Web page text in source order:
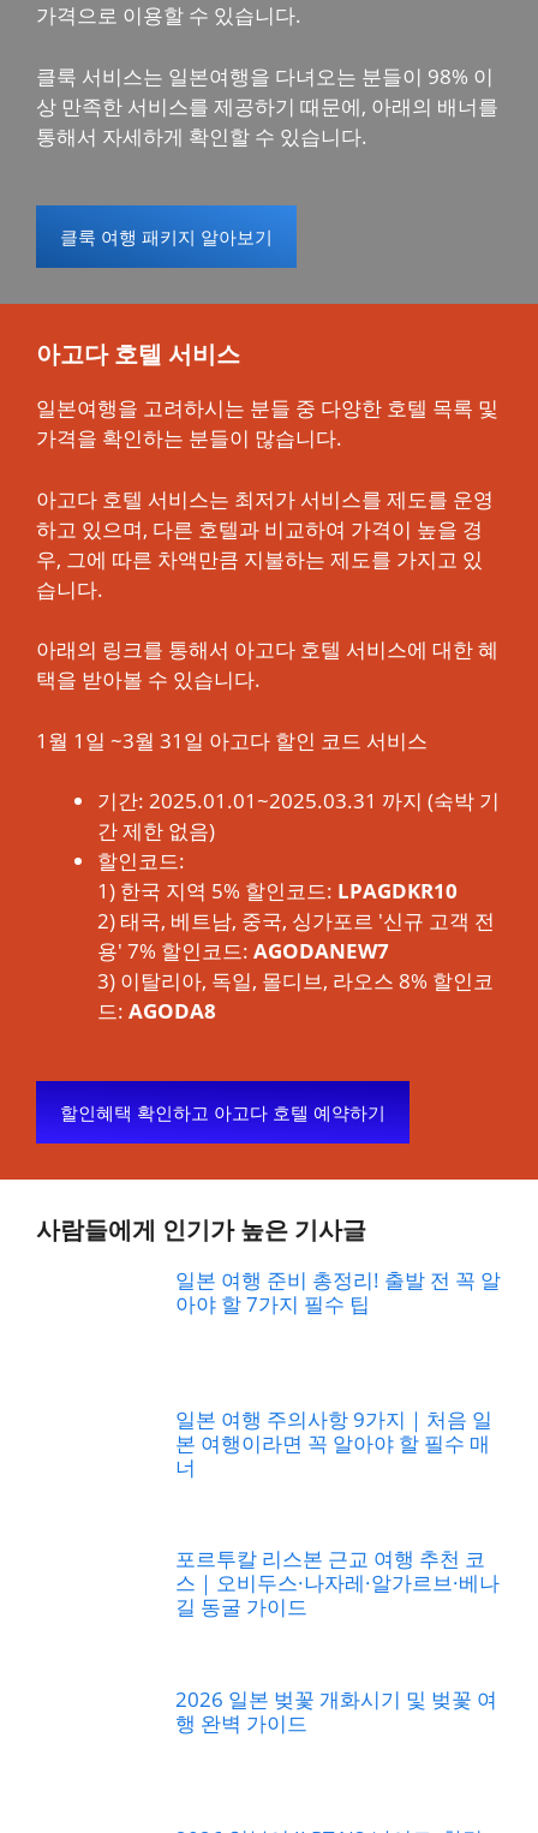
가격으로 이용할 수 있습니다.
클룩 서비스는 일본여행을 다녀오는 분들이 98% 이
상 만족한 서비스를 제공하기 때문에, 아래의 배너를
통해서 자세하게 확인할 수 있습니다.
클룩 여행 패키지 알아보기
아고다 호텔 서비스
일본여행을 고려하시는 분들 중 다양한 호텔 목록 및
가격을 확인하는 분들이 많습니다.
아고다 호텔 서비스는 최저가 서비스를 제도를 운영
하고 있으며, 다른 호텔과 비교하여 가격이 높을 경
우, 그에 따른 차액만큼 지불하는 제도를 가지고 있
습니다.
아래의 링크를 통해서 아고다 호텔 서비스에 대한 혜
택을 받아볼 수 있습니다.
1월 1일 ~3월 31일 아고다 할인 코드 서비스
기간: 2025.01.01~2025.03.31 까지 (숙박 기
간 제한 없음)
할인코드:
1) 한국 지역 5% 할인코드: LPAGDKR10
2) 태국, 베트남, 중국, 싱가포르 '신규 고객 전
용' 7% 할인코드: AGODANEW7
3) 이탈리아, 독일, 몰디브, 라오스 8% 할인코
드: AGODA8
할인혜택 확인하고 아고다 호텔 예약하기
사람들에게 인기가 높은 기사글
일본 여행 준비 총정리! 출발 전 꼭 알
아야 할 7가지 필수 팁
일본 여행 주의사항 9가지｜처음 일
본 여행이라면 꼭 알아야 할 필수 매
너
포르투칼 리스본 근교 여행 추천 코
스｜오비두스·나자레·알가르브·베나
길 동굴 가이드
2026 일본 벚꽃 개화시기 및 벚꽃 여
행 완벽 가이드